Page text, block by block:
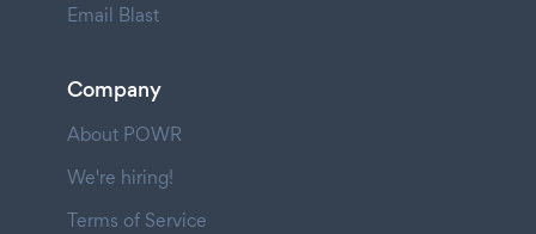
Email Blast
Company
About POWR
We're hiring!
Terms of Service